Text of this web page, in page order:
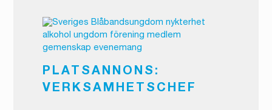
PLATSANNONS:
VERKSAMHETSCHEF